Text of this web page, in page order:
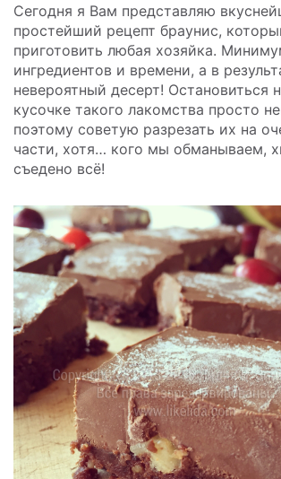
Сегодня я Вам представляю
простейший рецепт браунис,
приготовить любая хозяйка.
ингредиентов и времени, а в
невероятный десерт! Остановиться
кусочке такого лакомства просто
поэтому советую разрезать их на
части, хотя… кого мы обманываем,
съедено всё!